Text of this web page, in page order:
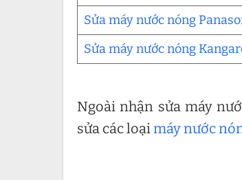
Sửa máy nước nóng
Sửa máy nước nóng
Ngoài nhận sửa máy
sửa các loạimáy nước